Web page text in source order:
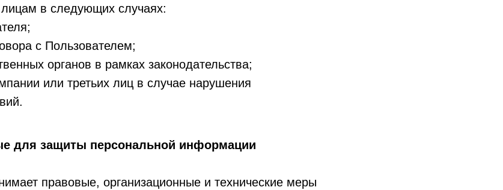
в следующих случаях:
с Пользователем;
органов в рамках законодательства;
или третьих лиц в случае нарушения
для защиты персональной информации
правовые, организационные и технические меры